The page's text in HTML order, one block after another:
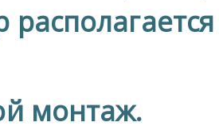
монтаж.